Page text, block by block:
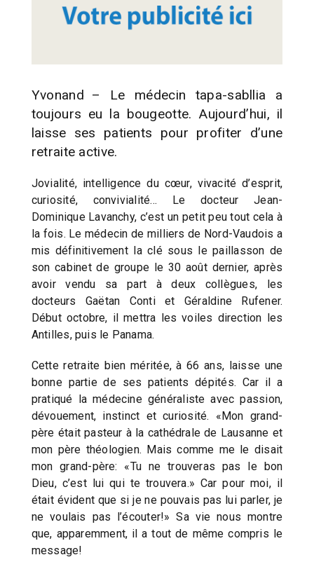
Yvonand – Le médecin tapa-sabllia a
toujours eu la bougeotte. Aujourd’hui, il
laisse ses patients pour profiter d’une
retraite active.
Jovialité, intelligence du cœur, vivacité d’esprit,
curiosité, convivialité… Le docteur Jean-
Dominique Lavanchy, c’est un petit peu tout cela à
la fois. Le médecin de milliers de Nord-Vaudois a
mis définitivement la clé sous le paillasson de
son cabinet de groupe le 30 août dernier, après
avoir vendu sa part à deux collègues, les
docteurs Gaëtan Conti et Géraldine Rufener.
Début octobre, il mettra les voiles direction les
Antilles, puis le Panama.
Cette retraite bien méritée, à 66 ans, laisse une
bonne partie de ses patients dépités. Car il a
pratiqué la médecine généraliste avec passion,
dévouement, instinct et curiosité. «Mon grand-
père était pasteur à la cathédrale de Lausanne et
mon père théologien. Mais comme me le disait
mon grand-père: «Tu ne trouveras pas le bon
Dieu, c’est lui qui te trouvera.» Car pour moi, il
était évident que si je ne pouvais pas lui parler, je
ne voulais pas l’écouter!» Sa vie nous montre
que, apparemment, il a tout de même compris le
message!